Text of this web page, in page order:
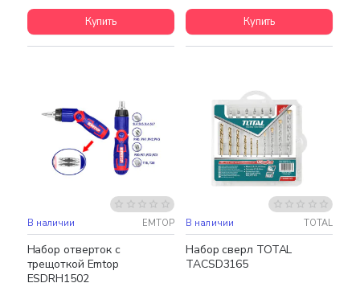
Купить Купить
В наличии EMTOP
Набор отверток с
трещоткой Emtop
ESDRH1502
В наличии TOTAL
Набор сверл TOTAL
TACSD3165